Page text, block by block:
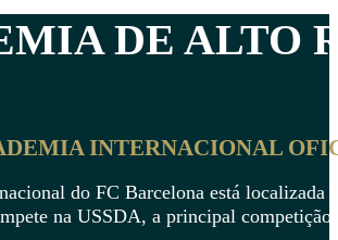
DE ALTO
INTERNACIONAL
do FC Barcelona está
na USSDA, a principal